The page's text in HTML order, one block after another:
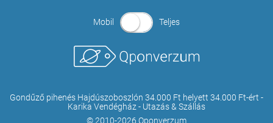
Mobil Teljes
Gondűző pihenés Hajdúszoboszlón 34.000 Ft helyett 34.000 Ft-ért -
Karika Vendégház - Utazás & Szállás
© 2010-2026 Qponverzum